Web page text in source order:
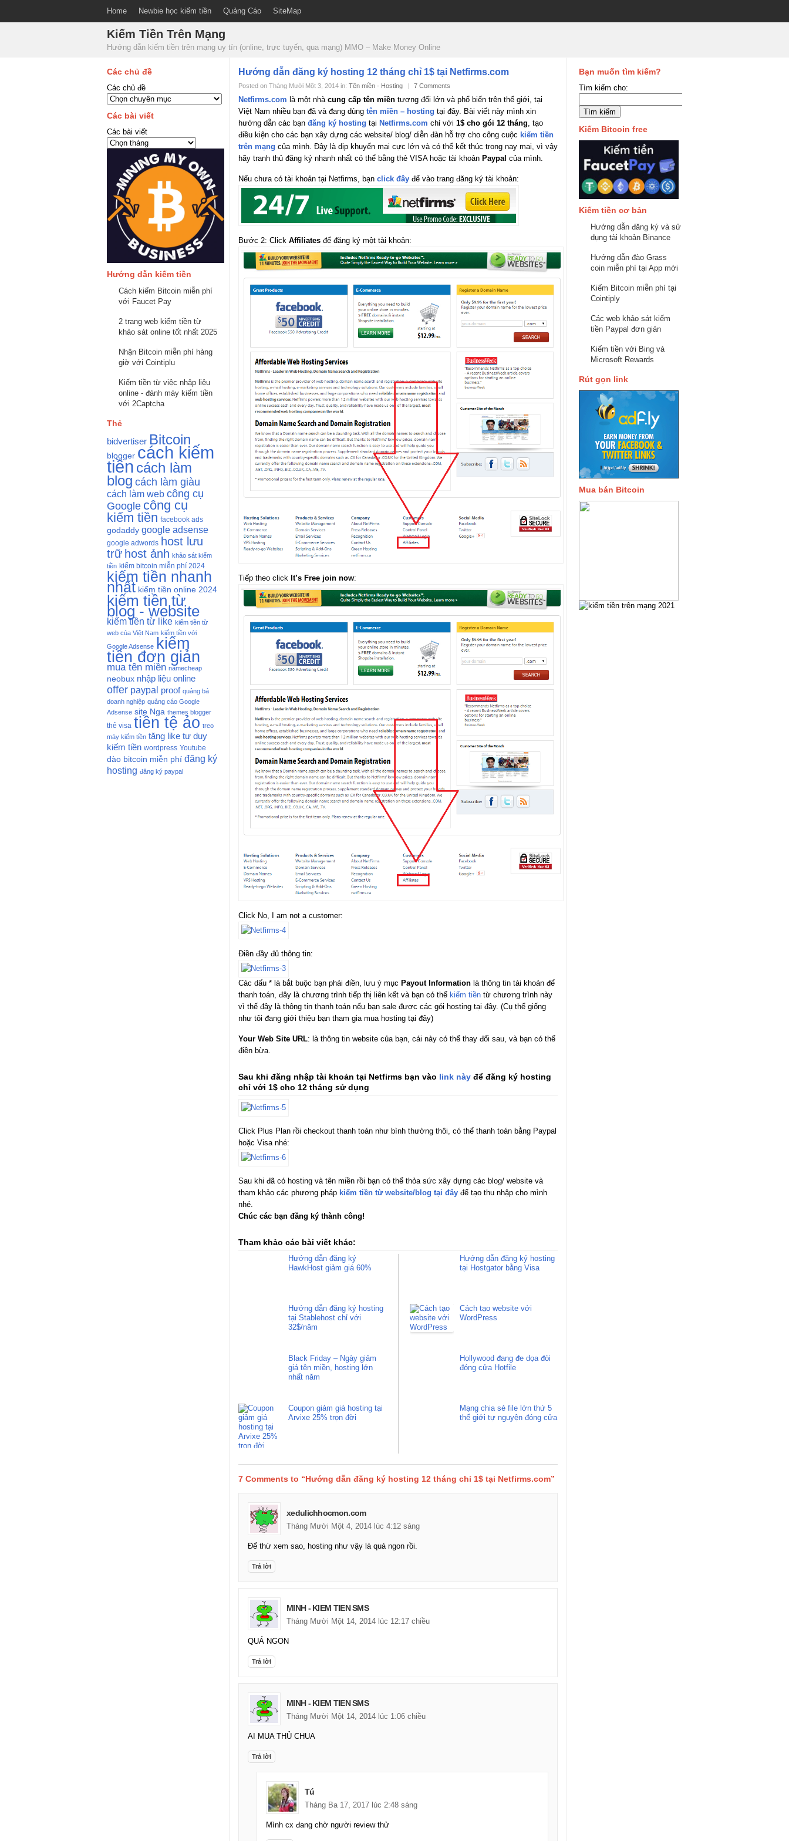
Home Newbie học kiếm tiền Quảng Cáo SiteMap
Kiếm Tiền Trên Mạng
Hướng dẫn kiếm tiền trên mạng uy tín (online, trực tuyến, qua mạng) MMO – Make Money Online
Các chủ đề
Các chủ đề
Các bài viết
Các bài viết
Hướng dẫn kiếm tiền
Cách kiếm Bitcoin miễn phí
với Faucet Pay
2 trang web kiếm tiền từ
khảo sát online tốt nhất 2025
Nhận Bitcoin miễn phí hàng
giờ với Cointiplu
Kiếm tiền từ việc nhập liệu
online - đánh máy kiếm tiền
với 2Captcha
Thẻ
bidvertiser Bitcoin
blogger cách kiếm
tiền cách làm
blog cách làm giàu
cách làm web công cụ
Google công cụ
kiếm tiền facebook ads
godaddy google adsense
google adwords host lưu
trữ host ảnh khảo sát kiếm
tiền kiếm bitcoin miễn phí 2024
kiếm tiền nhanh
nhất kiếm tiền online 2024
kiếm tiền từ
blog - website
kiếm tiền từ like kiếm tiền từ
web của Việt Nam kiếm tiền với
Google Adsense
kiếm
tiền đơn giản
mua tên miền namecheap
neobux nhập liệu online
offer paypal proof quảng bá
doanh nghiệp quảng cáo Google
Adsense site Nga themes blogger
thẻ visa tiền tệ ảo treo
máy kiếm tiền tăng like tư duy
kiếm tiền wordpress Youtube
đào bitcoin miễn phí đăng ký
hosting đăng ký paypal
Hướng dẫn đăng ký hosting 12 tháng chỉ 1$ tại Netfirms.com
Posted on Tháng Mười Một 3, 2014 in: Tên miền - Hosting | 7 Comments
Netfirms.com là một nhà cung cấp tên miền tương đối lớn và phổ biến trên thế giới, tại
Việt Nam nhiều bạn đã và đang dùng tên miền – hosting tại đây. Bài viết này mình xin
hướng dẫn các bạn đăng ký hosting tại Netfirms.com chỉ với 1$ cho gói 12 tháng, tạo
điều kiện cho các bạn xây dựng các website/ blog/ diễn đàn hỗ trợ cho công cuộc kiếm tiền
trên mạng của mình. Đây là dịp khuyến mại cực lớn và có thể kết thúc trong nay mai, vì vậy
hãy tranh thủ đăng ký nhanh nhất có thể bằng thẻ VISA hoặc tài khoản Paypal của mình.
Nếu chưa có tài khoản tại Netfirms, bạn click đây để vào trang đăng ký tài khoản:
Bước 2: Click Affiliates để đăng ký một tài khoản:
Tiếp theo click It’s Free join now:
Click No, I am not a customer:
Điền đầy đủ thông tin:
Các dấu * là bắt buộc bạn phải điền, lưu ý mục Payout Information là thông tin tài khoản để
thanh toán, đây là chương trình tiếp thị liên kết và bạn có thể kiếm tiền từ chương trình này
vì thế đây là thông tin thanh toán nếu bạn sale được các gói hosting tại đây. (Cụ thể giống
như tôi đang giới thiệu bạn tham gia mua hosting tại đây)
Your Web Site URL: là thông tin website của bạn, cái này có thể thay đổi sau, và bạn có thể
điền bừa.
Sau khi đăng nhập tài khoản tại Netfirms bạn vào link này để đăng ký hosting
chỉ với 1$ cho 12 tháng sử dụng
Click Plus Plan rồi checkout thanh toán như bình thường thôi, có thể thanh toán bằng Paypal
hoặc Visa nhé:
Sau khi đã có hosting và tên miền rồi bạn có thể thỏa sức xây dựng các blog/ website và
tham khảo các phương pháp kiếm tiền từ website/blog tại đây để tạo thu nhập cho mình
nhé.
Chúc các bạn đăng ký thành công!
Tham khảo các bài viết khác:
Hướng dẫn đăng ký
HawkHost giảm giá 60%
Hướng dẫn đăng ký hosting
tại Stablehost chỉ với
32$/năm
Black Friday – Ngày giảm
giá tên miền, hosting lớn
nhất năm
Coupon giảm giá hosting tại
Arvixe 25% trọn đời
Hướng dẫn đăng ký hosting
tại Hostgator bằng Visa
Cách tạo website với
WordPress
Hollywood đang đe dọa đòi
đóng cửa Hotfile
Mạng chia sẻ file lớn thứ 5
thế giới tự nguyện đóng cửa
7 Comments to “Hướng dẫn đăng ký hosting 12 tháng chỉ 1$ tại Netfirms.com”
xedulichhocmon.com
Tháng Mười Một 4, 2014 lúc 4:12 sáng
Để thừ xem sao, hosting như vậy là quá ngon rồi.
Trả lời
MINH - KIEM TIEN SMS
Tháng Mười Một 14, 2014 lúc 12:17 chiều
QUÁ NGON
Trả lời
MINH - KIEM TIEN SMS
Tháng Mười Một 14, 2014 lúc 1:06 chiều
AI MUA THỦ CHUA
Trả lời
Tú
Tháng Ba 17, 2017 lúc 2:48 sáng
Mình cx đang chờ người review thử
Bạn muốn tìm kiếm?
Tìm kiếm cho:
Kiếm Bitcoin free
Kiếm tiền cơ bản
Hướng dẫn đăng ký và sử
dụng tài khoản Binance
Hướng dẫn đào Grass
coin miễn phí tại App mới
Kiếm Bitcoin miễn phí tại
Cointiply
Các web khảo sát kiếm
tiền Paypal đơn giản
Kiếm tiền với Bing và
Microsoft Rewards
Rút gọn link
Mua bán Bitcoin